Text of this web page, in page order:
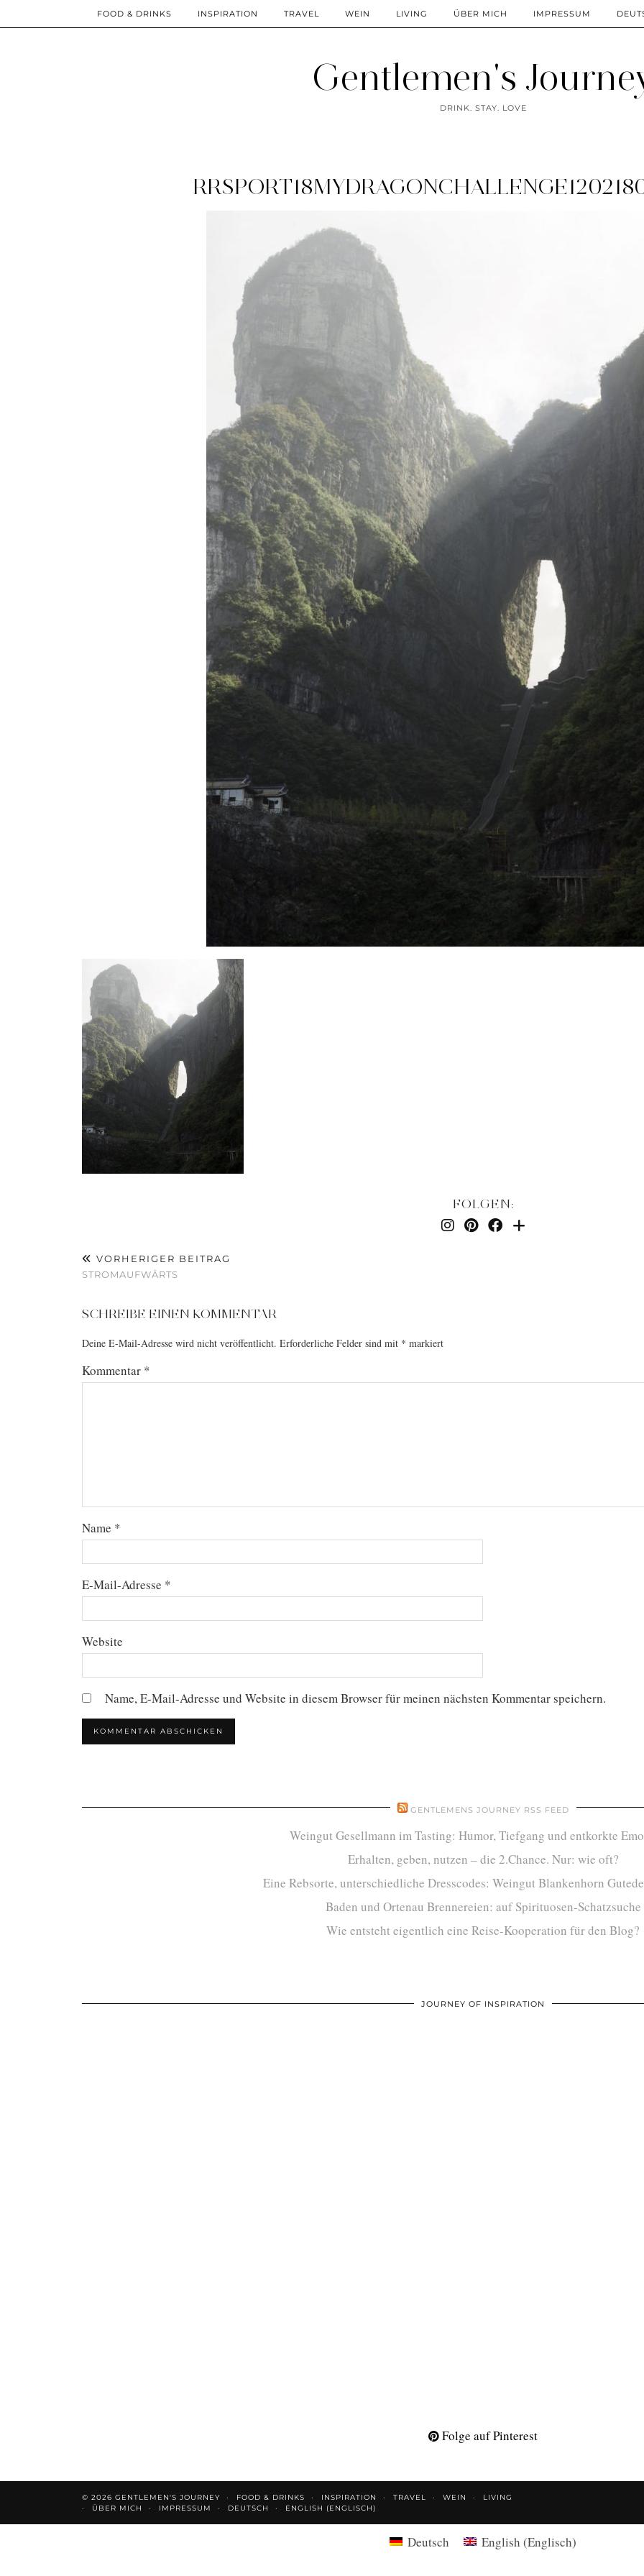
Gentlemen's
DRINK. STAY. LOVE
FOOD & DRINKS INSPIRATION TRAVEL WEIN LIVING ÜBER MICH IMPRESSUM
FOLGEN:
VORHERIGER BEITRAG
STROMAUFWÄRTS
SCHREIBE EINEN KOMMENTAR
Deine E-Mail-Adresse wird nicht veröffentlicht. Erforderliche Felder sind mit * markiert
Kommentar *
Name *
E-Mail-Adresse *
Website
Name, E-Mail-Adresse und Website in diesem Browser für meinen nächsten Kommentar speichern.
GENTLEMENS JOURNEY RSS FEED
Weingut Gesellmann im Tasting: Humor, Tiefgang und entkorkte
Erhalten, geben, nutzen – die 2.Chance. Nur: wie oft?
Eine Rebsorte, unterschiedliche Dresscodes: Weingut Blankenhorn
Baden und Ortenau Brennereien: auf Spirituosen-Schatzsuche
Wie entsteht eigentlich eine Reise-Kooperation für den Blog?
JOURNEY OF INSPIRATION
Folge auf Pinterest
© 2026 GENTLEMEN'S JOURNEY FOOD & DRINKS INSPIRATION TRAVEL WEIN
LIVING
ÜBER MICH
IMPRESSUM DEUTSCH ENGLISH (ENGLISCH)
Deutsch English (Englisch)